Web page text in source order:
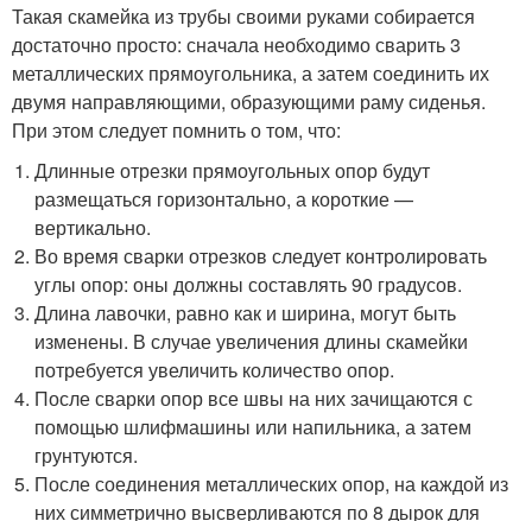
Такая скамейка из трубы своими руками собирается
достаточно просто: сначала необходимо сварить 3
металлических прямоугольника, а затем соединить их
двумя направляющими, образующими раму сиденья.
При этом следует помнить о том, что:
Длинные отрезки прямоугольных опор будут
размещаться горизонтально, а короткие —
вертикально.
Во время сварки отрезков следует контролировать
углы опор: оны должны составлять 90 градусов.
Длина лавочки, равно как и ширина, могут быть
изменены. В случае увеличения длины скамейки
потребуется увеличить количество опор.
После сварки опор все швы на них зачищаются с
помощью шлифмашины или напильника, а затем
грунтуются.
После соединения металлических опор, на каждой из
них симметрично высверливаются по 8 дырок для